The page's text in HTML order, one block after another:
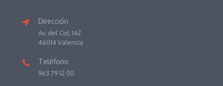
Dirección
Av. del Cid, 142
46014 Valencia
Teléfono
963 79 12 00